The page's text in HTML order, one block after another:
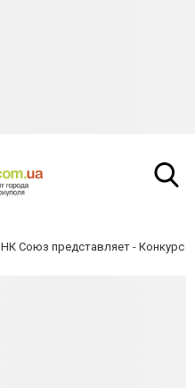
НК Союз представляет - Конкурс